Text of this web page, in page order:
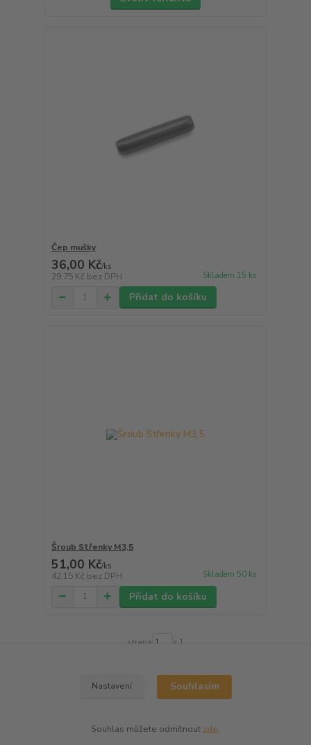
Čep mušky
36,00 Kč/ks
29,75 Kč bez DPH Skladem 15 ks
Přidat do košíku
Šroub Střenky M3,5
51,00 Kč/ks
42,15 Kč bez DPH Skladem 50 ks
Přidat do košíku
strana z 1
Nastavení Souhlasím
Souhlas můžete odmítnout zde.